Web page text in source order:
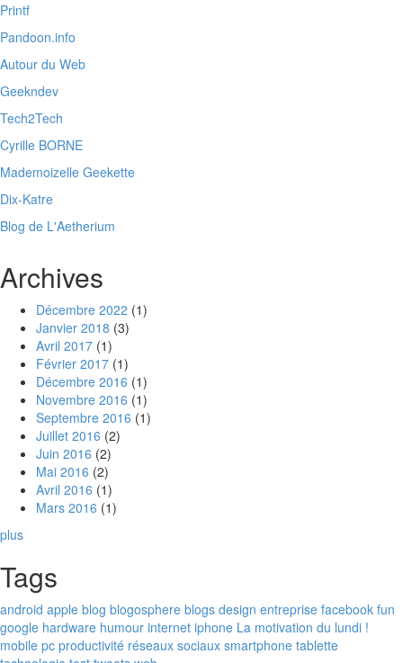
Printf
Pandoon.info
Autour du Web
Geekndev
Tech2Tech
Cyrille BORNE
Mademoizelle Geekette
Dix-Katre
Blog de L'Aetherium
Archives
Décembre 2022 (1)
Janvier 2018 (3)
Avril 2017 (1)
Février 2017 (1)
Décembre 2016 (1)
Novembre 2016 (1)
Septembre 2016 (1)
Juillet 2016 (2)
Juin 2016 (2)
Mai 2016 (2)
Avril 2016 (1)
Mars 2016 (1)
plus
Tags
android apple blog blogosphere blogs design entreprise facebook fun
google hardware humour internet iphone La motivation du lundi !
mobile pc productivité réseaux sociaux smartphone tablette